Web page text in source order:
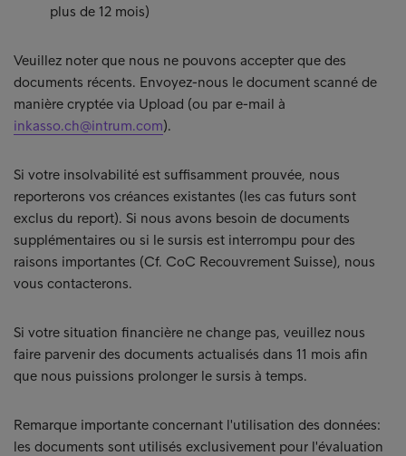
plus de 12 mois)
Veuillez noter que nous ne pouvons accepter que des
documents récents. Envoyez-nous le document scanné de
manière cryptée via Upload (ou par e-mail à
inkasso.ch@intrum.com).
Si votre insolvabilité est suffisamment prouvée, nous
reporterons vos créances existantes (les cas futurs sont
exclus du report). Si nous avons besoin de documents
supplémentaires ou si le sursis est interrompu pour des
raisons importantes (Cf. CoC Recouvrement Suisse), nous
vous contacterons.
Si votre situation financière ne change pas, veuillez nous
faire parvenir des documents actualisés dans 11 mois afin
que nous puissions prolonger le sursis à temps.
Remarque importante concernant l'utilisation des données:
les documents sont utilisés exclusivement pour l'évaluation